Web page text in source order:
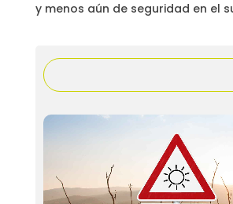
y menos aún de seguridad en el